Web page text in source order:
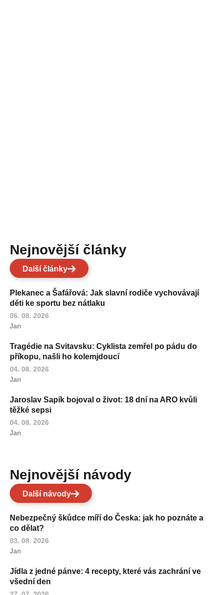
Nejnovější články
Další články
Plekanec a Šafářová: Jak slavní rodiče vychovávají
děti ke sportu bez nátlaku
06. 08. 2026
Jan
Tragédie na Svitavsku: Cyklista zemřel po pádu do
příkopu, našli ho kolemjdoucí
04. 08. 2026
Jan
Jaroslav Sapík bojoval o život: 18 dní na ARO kvůli
těžké sepsi
04. 08. 2026
Jan
Nejnovější návody
Další návody
Nebezpečný škůdce míří do Česka: jak ho poznáte a
co dělat?
03. 08. 2026
Jan
Jídla z jedné pánve: 4 recepty, které vás zachrání ve
všední den